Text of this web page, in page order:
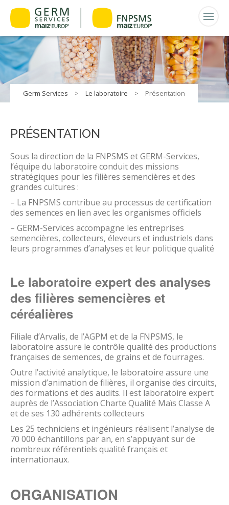
Germ Services > Le laboratoire > Présentation
PRÉSENTATION
Sous la direction de la FNPSMS et GERM-Services,
l’équipe du laboratoire conduit des missions
stratégiques pour les filières semencières et des
grandes cultures :
– La FNPSMS contribue au processus de certification
des semences en lien avec les organismes officiels
– GERM-Services accompagne les entreprises
semencières, collecteurs, éleveurs et industriels dans
leurs programmes d’analyses et leur politique qualité
Le laboratoire expert des analyses
des filières semencières et
céréalières
Filiale d’Arvalis, de l’AGPM et de la FNPSMS, le
laboratoire assure le contrôle qualité des productions
françaises de semences, de grains et de fourrages.
Outre l’activité analytique, le laboratoire assure une
mission d’animation de filières, il organise des circuits,
des formations et des audits. Il est laboratoire expert
auprès de l’Association Charte Qualité Maïs Classe A
et de ses 130 adhérents collecteurs
Les 25 techniciens et ingénieurs réalisent l’analyse de
70 000 échantillons par an, en s’appuyant sur de
nombreux référentiels qualité français et
internationaux.
ORGANISATION